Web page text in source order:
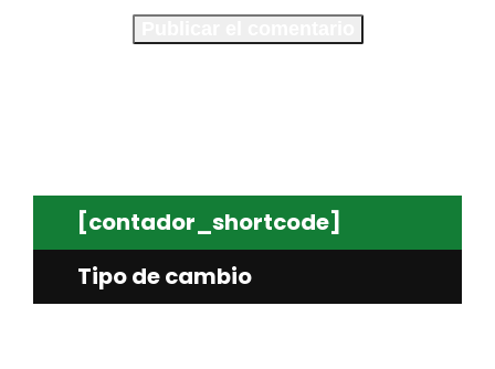
[contador_shortcode]
Tipo de cambio